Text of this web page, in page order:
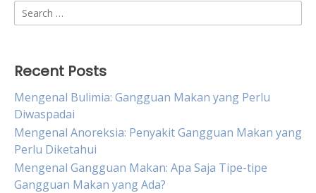
Search
for:
Recent Posts
Mengenal Bulimia: Gangguan Makan yang Perlu
Diwaspadai
Mengenal Anoreksia: Penyakit Gangguan Makan yang
Perlu Diketahui
Mengenal Gangguan Makan: Apa Saja Tipe-tipe
Gangguan Makan yang Ada?